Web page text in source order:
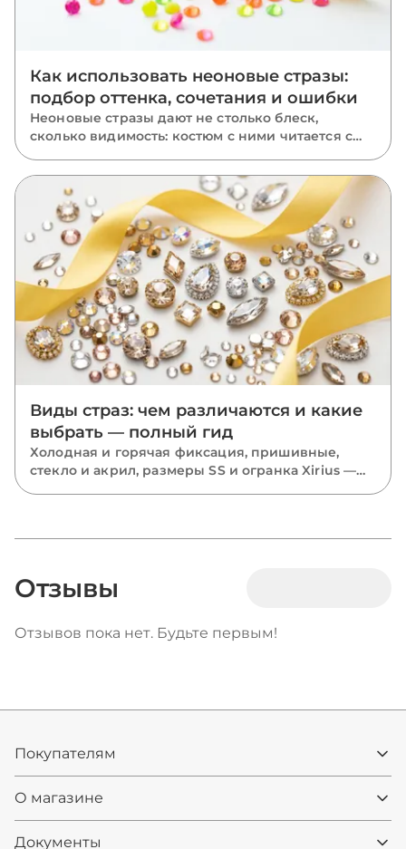
Как использовать неоновые стразы:
подбор оттенка, сочетания и ошибки
Неоновые стразы дают не столько блеск,
сколько видимость: костюм с ними читается с
отличается от классики, где он работает лучше
всего, как подобрать оттенок к ткани, с чем
сочетать и каких ошибок избегать.
Виды страз: чем различаются и какие
выбрать — полный гид
Холодная и горячая фиксация, пришивные,
стекло и акрил, размеры SS и огранка Xirius —
Отзывы
Отзывов пока нет. Будьте первым!
Покупателям
О магазине
Документы